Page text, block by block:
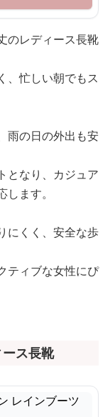
のレディース長靴
、忙しい朝でもス
雨の日の外出も安
となり、カジュア
ます。
にくく、安全な歩
ティブな女性にぴ
ス長靴